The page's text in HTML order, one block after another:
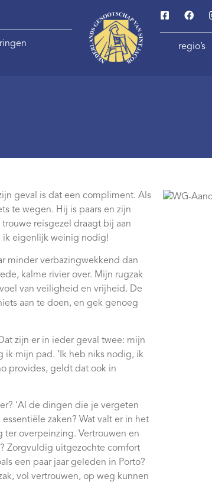
regio’s
geval is dat een compliment. Als
te wegen. Hij is paars en zijn
reisgezel draagt bij aan
ik eigenlijk weinig nodig!
minder verbazingwekkend dan
kalme rivier over. Mijn rugzak
van veiligheid en vrijheid. De
aan te doen, en gek genoeg
zijn er in ieder geval twee: mijn
ik mijn pad. ‘Ik heb niks nodig, ik
provides, geldt dat ook in
‘Al de dingen die je vergeten
zaken? Wat valt er in het
ter overpeinzing. Vertrouwen en
Zorgvuldig uitgezochte comfort
een paar jaar geleden in Porto?
vol vertrouwen, op weg kunnen